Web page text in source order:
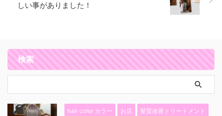
しい事がありました！
検索
hair color カラー お店 髪質改善トリートメント